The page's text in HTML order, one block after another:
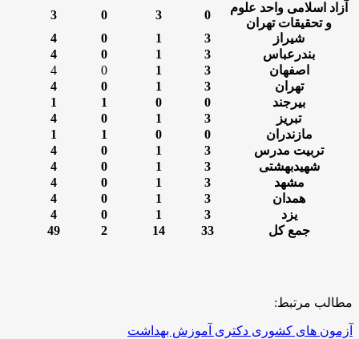
آزاد اسلامی واحد علوم
و تحقیقات تهران
0
3
0
3
شیراز
3
1
0
4
بندرعباس
3
1
0
4
اصفهان
3
1
0
4
تهران
3
1
0
4
بیرجند
0
0
1
1
تبریز
3
1
0
4
مازندران
0
0
1
1
تربیت مدرس
3
1
0
4
شهیدبهشتی
3
1
0
4
مشهد
3
1
0
4
همدان
3
1
0
4
یزد
3
1
0
4
جمع کل
33
14
2
49
مطالب مرتبط:
آزمون های کشوری دکتری آموزش بهداشت